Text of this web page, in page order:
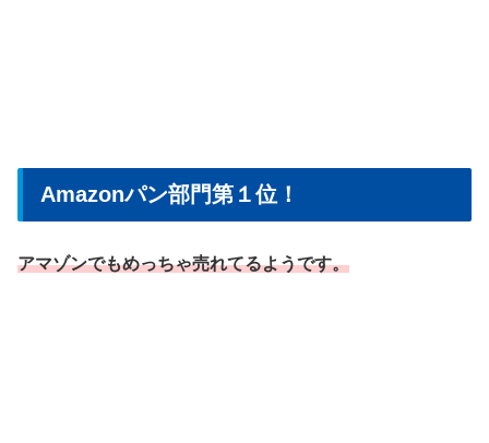
Amazonパン部門第１位！
アマゾンでもめっちゃ売れてるようです。